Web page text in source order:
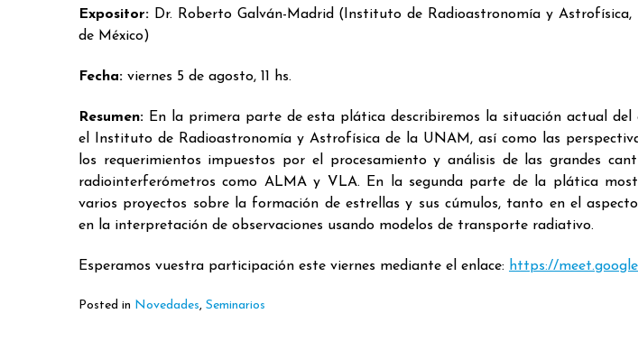
Expositor: Dr. Roberto Galván-Madrid (Instituto de Radioastronomía y
de México)
Fecha: viernes 5 de agosto, 11 hs.
Resumen: En la primera parte de esta plática describiremos la situación actual
el Instituto de Radioastronomía y Astrofísica de la UNAM, así como las
los requerimientos impuestos por el procesamiento y análisis de las grandes
radiointerferómetros como ALMA y VLA. En la segunda parte de la plática
varios proyectos sobre la formación de estrellas y sus cúmulos, tanto en el
en la interpretación de observaciones usando modelos de transporte radiativo.
Esperamos vuestra participación este viernes mediante el enlace: https://
Posted in Novedades, Seminarios